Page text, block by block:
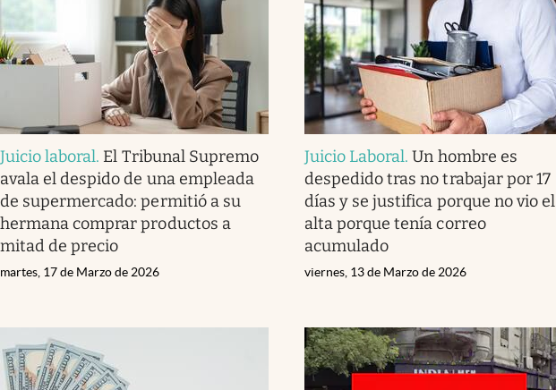
Juicio laboral. El Tribunal Supremo
avala el despido de una empleada
de supermercado: permitió a su
hermana comprar productos a
mitad de precio
martes, 17 de Marzo de 2026
Juicio Laboral.Un hombre es
despedido tras no trabajar por 17
días y se justifica porque no vio el
alta porque tenía correo
acumulado
viernes, 13 de Marzo de 2026